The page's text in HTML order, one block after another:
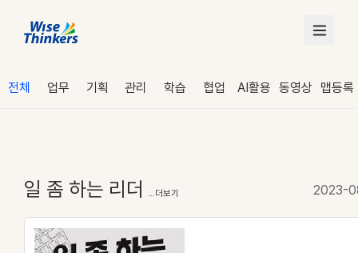
전체 업무 기획 관리 학습 협업 AI활용 동영상 맵등록
일 좀 하는 리더 ...더보기 2023-